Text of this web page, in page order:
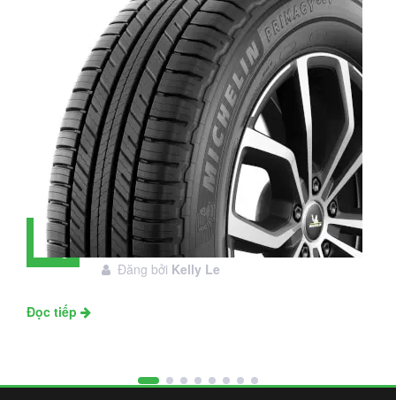
28
Tháng
Đánh giá lốp Michelin Primacy SUV:
Đáng đầu tư không?
Đăng bởi Kelly Le
Đọc tiếp